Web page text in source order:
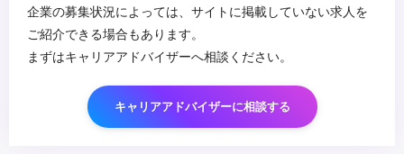
企業の募集状況によっては、サイトに掲載していない求人を
ご紹介できる場合もあります。
まずはキャリアアドバイザーへ相談ください。
キャリアアドバイザーに相談する